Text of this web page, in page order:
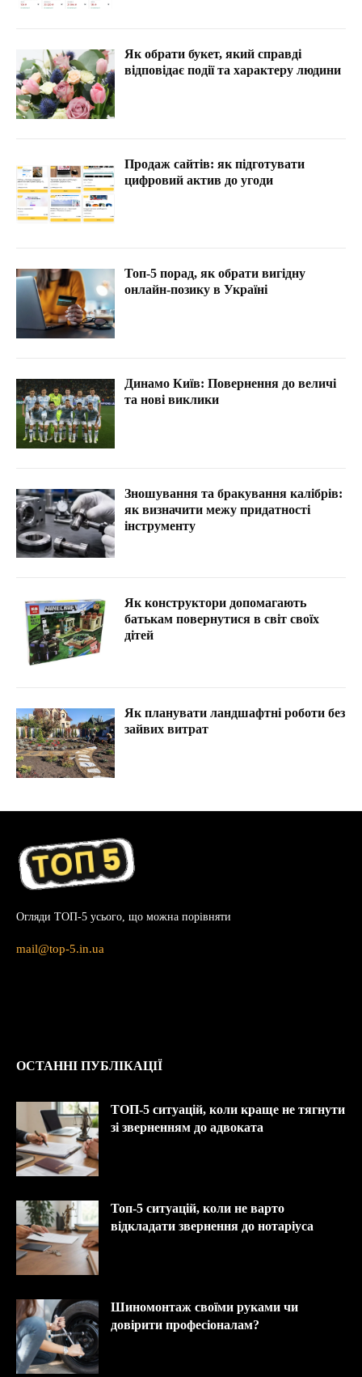
Як обрати букет, який справді
відповідає події та характеру людини
Продаж сайтів: як підготувати
цифровий актив до угоди
Топ-5 порад, як обрати вигідну
онлайн-позику в Україні
Динамо Київ: Повернення до величі
та нові виклики
Зношування та бракування калібрів:
як визначити межу придатності
інструменту
Як конструктори допомагають
батькам повернутися в світ своїх
дітей
Як планувати ландшафтні роботи без
зайвих витрат
Огляди ТОП-5 усього, що можна порівняти
mail@top-5.in.ua
ОСТАННІ ПУБЛІКАЦІЇ
ТОП-5 ситуацій, коли краще не тягнути
зі зверненням до адвоката
Топ-5 ситуацій, коли не варто
відкладати звернення до нотаріуса
Шиномонтаж своїми руками чи
довірити професіоналам?